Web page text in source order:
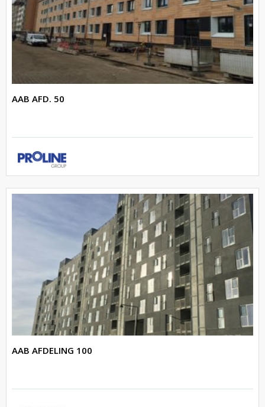
AAB AFD. 50
AAB AFDELING 100